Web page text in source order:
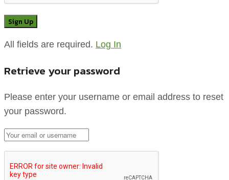
All fields are required. Log In
Retrieve your password
Please enter your username or email address to reset
your password.